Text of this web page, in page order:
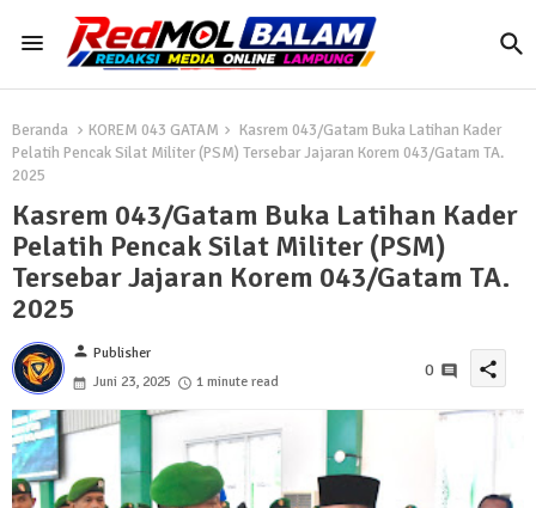
Beranda KOREM 043 GATAM
Kasrem 043/Gatam Buka Latihan Kader
Pelatih Pencak Silat Militer (PSM) Tersebar Jajaran Korem 043/Gatam TA.
2025
Kasrem 043/Gatam Buka Latihan Kader
Pelatih Pencak Silat Militer (PSM)
Tersebar Jajaran Korem 043/Gatam TA.
2025
person Publisher
Juni 23, 2025
1 minute read
0 share